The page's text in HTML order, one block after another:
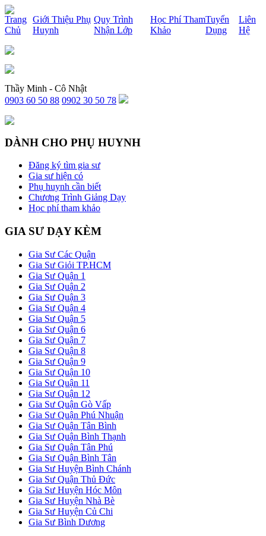
x
Trang
Chủ
Giới Thiệu Phụ
Huynh
Quy Trình
Nhận Lớp
Học Phí Tham
Khảo
Tuyển
Dụng
Liên
Hệ
Thầy Minh - Cô Nhật
0903 60 50 88 0902 30 50 78
DÀNH CHO PHỤ HUYNH
Đăng ký tìm gia sư
Gia sư hiện có
Phụ huynh cần biết
Chương Trình Giảng Dạy
Học phí tham khảo
GIA SƯ DẠY KÈM
Gia Sư Các Quận
Gia Sư Giỏi TP.HCM
Gia Sư Quận 1
Gia Sư Quận 2
Gia Sư Quận 3
Gia Sư Quận 4
Gia Sư Quận 5
Gia Sư Quận 6
Gia Sư Quận 7
Gia Sư Quận 8
Gia Sư Quận 9
Gia Sư Quận 10
Gia Sư Quận 11
Gia Sư Quận 12
Gia Sư Quận Gò Vấp
Gia Sư Quận Phú Nhuận
Gia Sư Quận Tân Bình
Gia Sư Quận Bình Thạnh
Gia Sư Quận Tân Phú
Gia Sư Quận Bình Tân
Gia Sư Huyện Bình Chánh
Gia Sư Quận Thủ Đức
Gia Sư Huyện Hóc Môn
Gia Sư Huyện Nhà Bè
Gia Sư Huyện Củ Chi
Gia Sư Bình Dương